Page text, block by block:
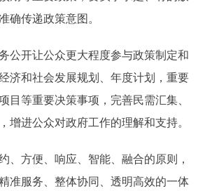
确传递政策意图。
公开让公众更大程度参与政策制定和
济和社会发展规划、年度计划，重要
目等重要决策事项，完善民需汇集、
增进公众对政府工作的理解和支持。
、方便、响应、智能、融合的原则，
准服务、整体协同、透明高效的一体